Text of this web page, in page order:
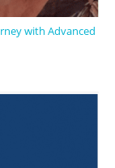
with Advanced